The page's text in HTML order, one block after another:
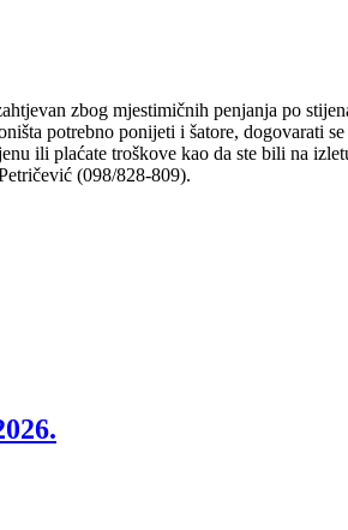
zbog mjestimičnih penjanja po
potrebno ponijeti i šatore, dogovarati
ili plaćate troškove kao da ste bili na
(098/828-809).